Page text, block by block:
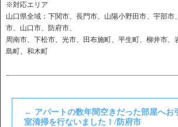
※対応エリア
山口県全域：下関市、長門市、山陽小野田市、宇部市
市、山口市、防府市、
周南市、下松市、光市、田布施町、平生町、柳井市、
島町、和木町
← アパートの数年間空きだった部屋へお
室清掃を行ないました！/防府市